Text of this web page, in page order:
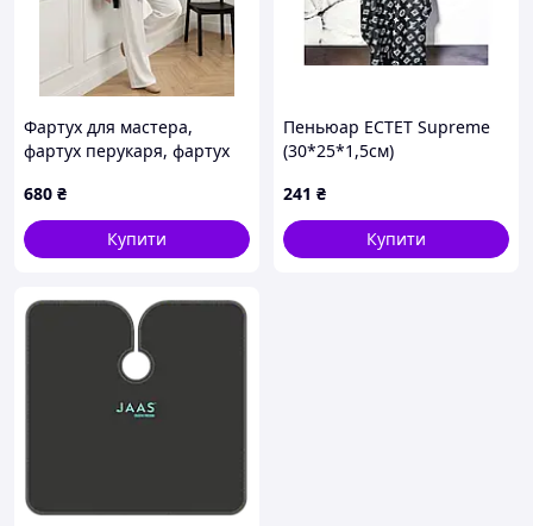
Фартух для мастера,
фартух перукаря, фартух
680 ₴
Купити
Пеньюар EСТЕТ Supreme
(30*25*1,5см)
241 ₴
Купити